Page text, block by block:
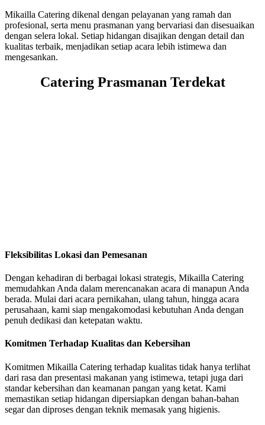
Mikailla Catering dikenal dengan pelayanan yang ramah dan
profesional, serta menu prasmanan yang bervariasi dan disesuaikan
dengan selera lokal. Setiap hidangan disajikan dengan detail dan
kualitas terbaik, menjadikan setiap acara lebih istimewa dan
mengesankan.
Catering Prasmanan Terdekat
Fleksibilitas Lokasi dan Pemesanan
Dengan kehadiran di berbagai lokasi strategis, Mikailla Catering
memudahkan Anda dalam merencanakan acara di manapun Anda
berada. Mulai dari acara pernikahan, ulang tahun, hingga acara
perusahaan, kami siap mengakomodasi kebutuhan Anda dengan
penuh dedikasi dan ketepatan waktu.
Komitmen Terhadap Kualitas dan Kebersihan
Komitmen Mikailla Catering terhadap kualitas tidak hanya terlihat
dari rasa dan presentasi makanan yang istimewa, tetapi juga dari
standar kebersihan dan keamanan pangan yang ketat. Kami
memastikan setiap hidangan dipersiapkan dengan bahan-bahan
segar dan diproses dengan teknik memasak yang higienis.